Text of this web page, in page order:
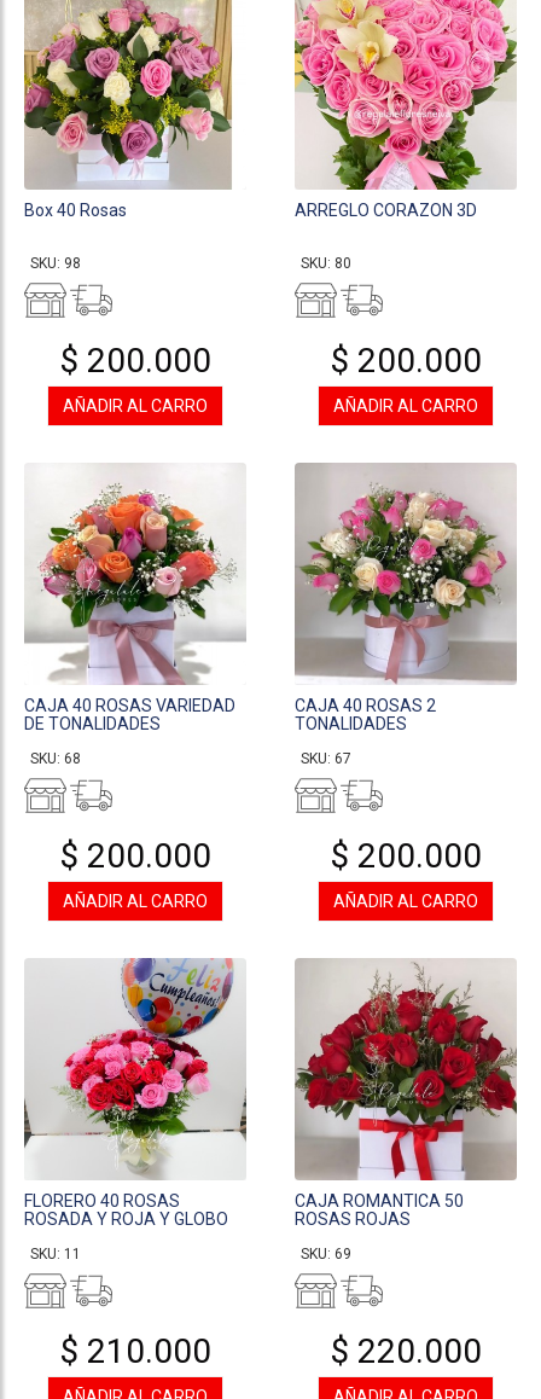
Box 40 Rosas
SKU: 98
$ 200.000
AÑADIR AL CARRO
ARREGLO CORAZON 3D
SKU: 80
$ 200.000
AÑADIR AL CARRO
CAJA 40 ROSAS VARIEDAD
DE TONALIDADES
SKU: 68
$ 200.000
AÑADIR AL CARRO
CAJA 40 ROSAS 2
TONALIDADES
SKU: 67
$ 200.000
AÑADIR AL CARRO
FLORERO 40 ROSAS
ROSADA Y ROJA Y GLOBO
SKU: 11
$ 210.000
CAJA ROMANTICA 50
ROSAS ROJAS
SKU: 69
$ 220.000